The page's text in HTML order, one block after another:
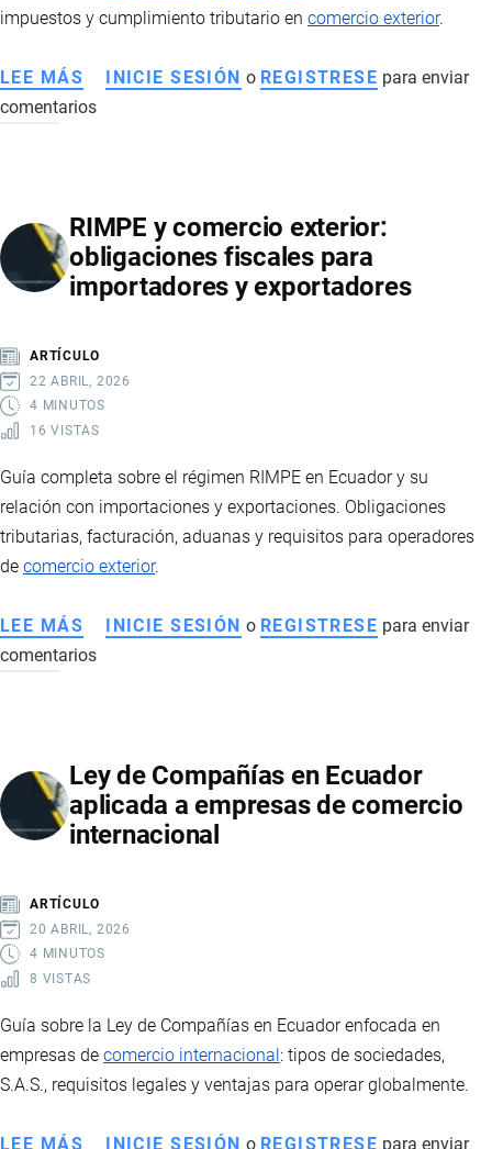
NEGOCIO
impuestos y cumplimiento tributario en comercio exterior.
LEE MÁS SOBRE
OBLIGACIONES
PARA
EMPRESAS
DE
EXPORTACIÓN
INICIE SESIÓN o REGISTRESE para enviar
comentarios
RIMPE y comercio exterior:
obligaciones fiscales para
importadores y exportadores
ARTÍCULO
22 ABRIL, 2026
4 MINUTOS
16 VISTAS
Guía completa sobre el régimen RIMPE en Ecuador y su
relación con importaciones y exportaciones. Obligaciones
tributarias, facturación, aduanas y requisitos para operadores
de comercio exterior.
LEE MÁS SOBRE
RIMPE
OBLIGACIONES
FISCALES
PARA
EXPORTADORES
INICIE SESIÓN o REGISTRESE para enviar
comentarios
Ley de Compañías en Ecuador
aplicada a empresas de comercio
internacional
ARTÍCULO
20 ABRIL, 2026
4 MINUTOS
8 VISTAS
Guía sobre la Ley de Compañías en Ecuador enfocada en
empresas de comercio internacional: tipos de sociedades,
S.A.S., requisitos legales y ventajas para operar globalmente.
LEE MÁS SOBRE
INICIE SESIÓN o REGISTRESE para enviar